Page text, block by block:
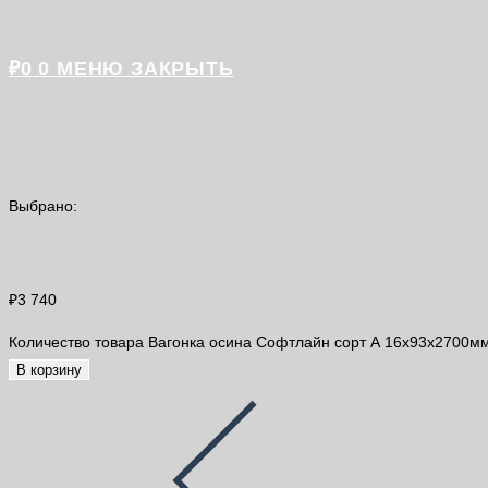
₽0 0 МЕНЮ ЗАКРЫТЬ
Выбрано:
₽3 740
Количество товара Вагонка осина Софтлайн сорт А
В корзину